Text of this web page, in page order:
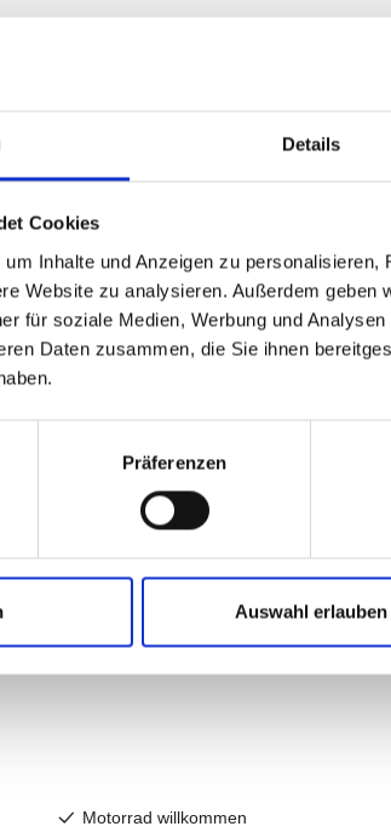
Details
Cookies
Inhalte und Anzeigen zu
Website zu analysieren. Außerdem geben
für soziale Medien, Werbung und
Daten zusammen, die Sie ihnen
Präferenzen
Auswahl erlauben